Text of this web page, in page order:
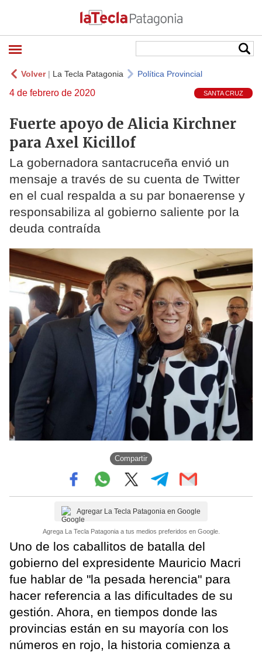
Volver| La Tecla Patagonia Política Provincial
4 de febrero de 2020 SANTA CRUZ
Fuerte apoyo de Alicia Kirchner
para Axel Kicillof
La gobernadora santacruceña envió un
mensaje a través de su cuenta de Twitter
en el cual respalda a su par bonaerense y
responsabiliza al gobierno saliente por la
deuda contraída
Compartir
Agregar La Tecla Patagonia en Google
Agrega La Tecla Patagonia a tus medios preferidos en Google.
Uno de los caballitos de batalla del
gobierno del expresidente Mauricio Macri
fue hablar de "la pesada herencia" para
hacer referencia a las dificultades de su
gestión. Ahora, en tiempos donde las
provincias están en su mayoría con los
números en rojo, la historia comienza a